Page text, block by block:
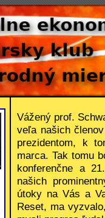
Vážený prof.
veľa našich
prezidentom, k
marca. Tak tomu
konferenčne a
našich
útoky na Vás a
Reset, ma